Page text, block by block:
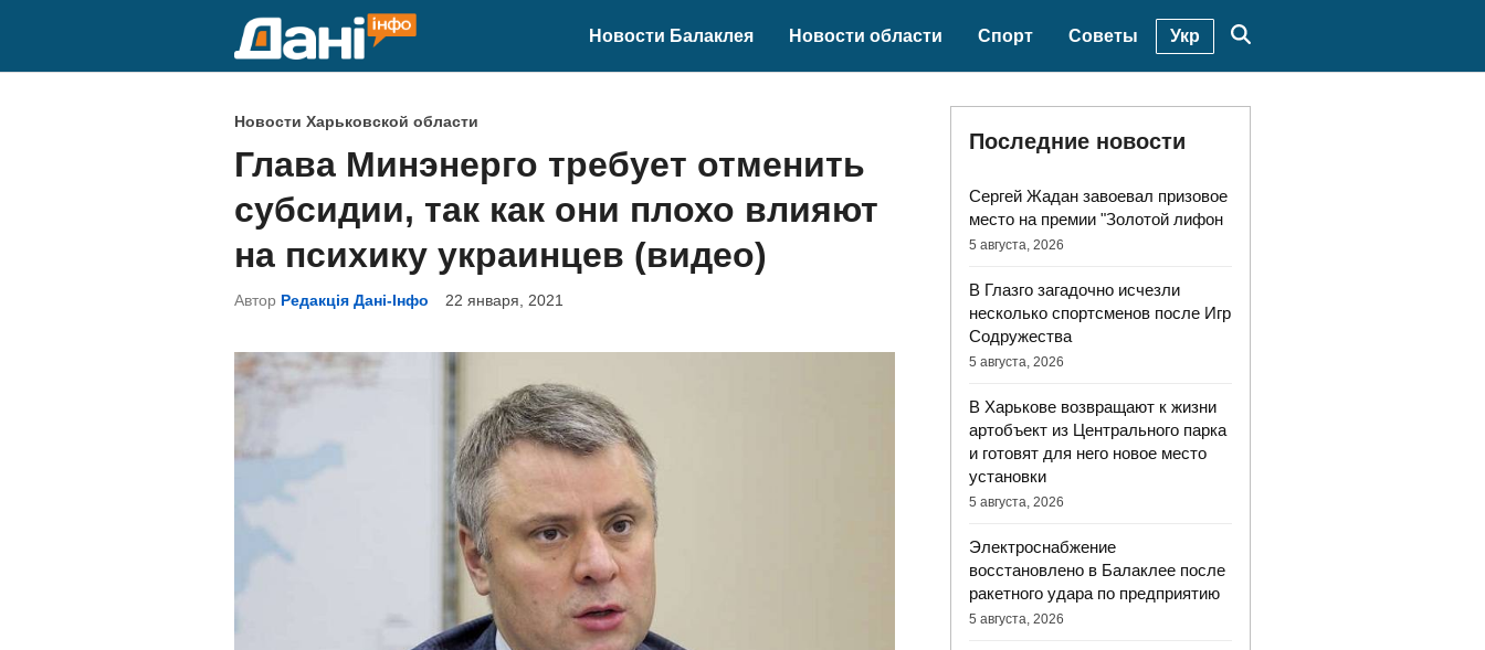
Новости Балаклея Новости области Спорт Советы Укр
О
п
у
б
л
и
к
в
а
о
Новости Харьковской области
Глава Минэнерго требует отменить
субсидии, так как они плохо влияют
на психику украинцев (видео)
Автор Редакція Дані-Інфо 22 января, 2021
Последние новости
Сергей Жадан завоевал призовое
место на премии "Золотой лифон
5 августа, 2026
В Глазго загадочно исчезли
несколько спортсменов после Игр
Содружества
5 августа, 2026
В Харькове возвращают к жизни
артобъект из Центрального парка
и готовят для него новое место
установки
5 августа, 2026
Электроснабжение
восстановлено в Балаклее после
ракетного удара по предприятию
5 августа, 2026